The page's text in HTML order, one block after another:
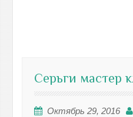
Серьги мастер
Октябрь 29, 2016